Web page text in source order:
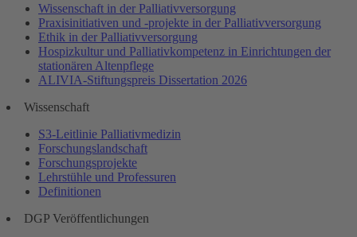
Wissenschaft in der Palliativversorgung
Praxisinitiativen und -projekte in der Palliativversorgung
Ethik in der Palliativversorgung
Hospizkultur und Palliativkompetenz in Einrichtungen der
stationären Altenpflege
ALIVIA-Stiftungspreis Dissertation 2026
Wissenschaft
S3-Leitlinie Palliativmedizin
Forschungslandschaft
Forschungsprojekte
Lehrstühle und Professuren
Definitionen
DGP Veröffentlichungen